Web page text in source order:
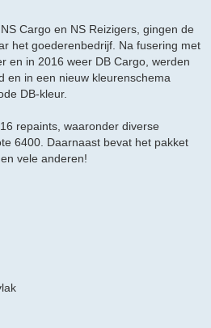
Cargo en NS Reizigers, gingen de
het goederenbedrijf. Na fusering met
en in 2016 weer DB Cargo, werden
en in een nieuw kleurenschema
DB-kleur.
repaints, waaronder diverse
6400. Daarnaast bevat het pakket
vele anderen!